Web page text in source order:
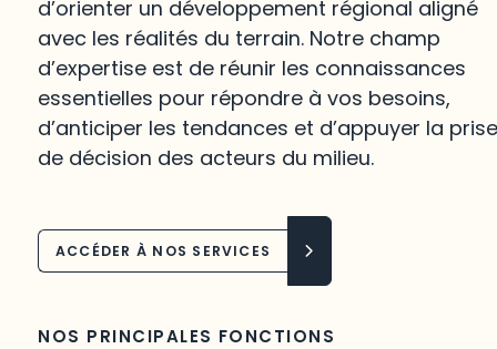
d’orienter un développement régional aligné
avec les réalités du terrain. Notre champ
d’expertise est de réunir les connaissances
essentielles pour répondre à vos besoins,
d’anticiper les tendances et d’appuyer la
de décision des acteurs du milieu.
ACCÉDER À NOS SERVICES
NOS PRINCIPALES FONCTIONS